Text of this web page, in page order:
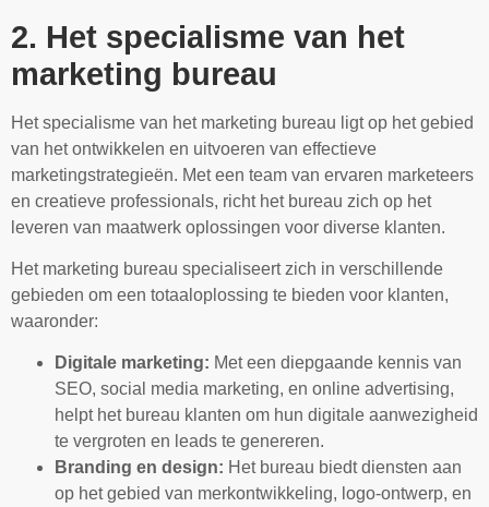
2. Het specialisme van het
marketing bureau
Het specialisme van het marketing bureau ligt op het gebied
van het ontwikkelen en uitvoeren van effectieve
marketingstrategieën. Met een team van ervaren marketeers
en creatieve professionals, richt het bureau zich op het
leveren van maatwerk oplossingen voor diverse klanten.
Het marketing bureau specialiseert zich in verschillende
gebieden om een totaaloplossing te bieden voor klanten,
waaronder:
Digitale marketing: Met een diepgaande kennis van
SEO, social media marketing, en online advertising,
helpt het bureau klanten om hun digitale aanwezigheid
te vergroten en leads te genereren.
Branding en design: Het bureau biedt diensten aan
op het gebied van merkontwikkeling, logo-ontwerp, en